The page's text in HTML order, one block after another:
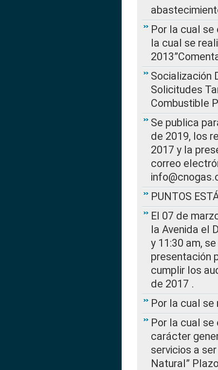
Por la cual se
la cual se
Socialización
Solicitudes
Combustible
Se publica
de 2019, los
2017 y la
correo
PUNTOS
El 07 de
la Avenida el
y 11:30 am,
presentación
cumplir los
de 2017 .
Por la cual se
Por la cual
carácter
servicios a
Natural”